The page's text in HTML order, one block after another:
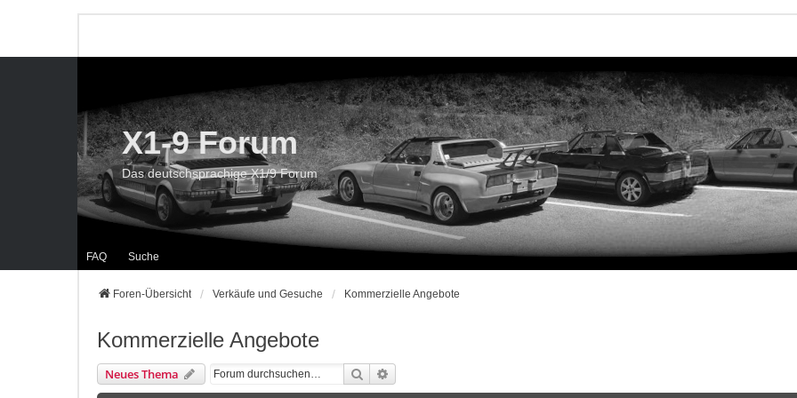
FAQ Suche
X1-9 Forum
Das deutschsprachige X1/9 Forum
Foren-Übersicht Verkäufe und Gesuche Kommerzielle Angebote
Kommerzielle Angebote
Neues Thema Suche